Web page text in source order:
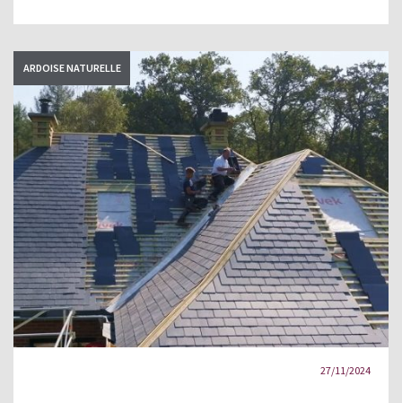
ARDOISE NATURELLE
27/11/2024